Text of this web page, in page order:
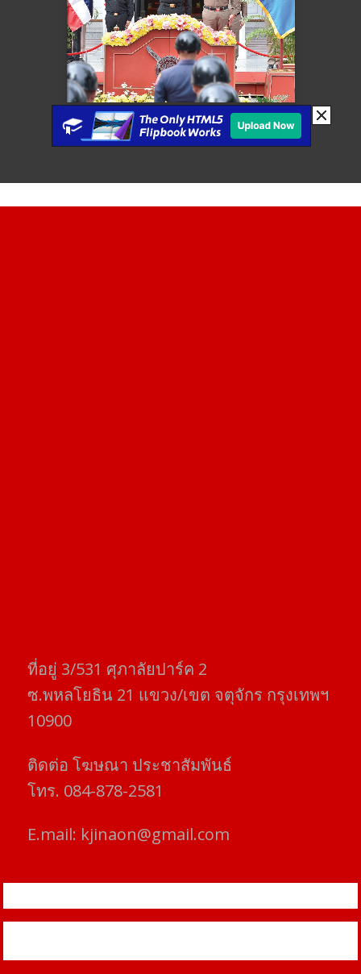
ที่อยู่​ 3/531​ ศุภาลัยปาร์ค​ 2
ซ.พหลโยธิน​ 21​ แขวง/เขต​ จตุจักร​ กรุงเทพฯ
10900
ติดต่อ​ โฆษณา​ ประชาสัมพันธ์
โทร​. 084-878-2581
E.mail: kjinaon@gmail.com